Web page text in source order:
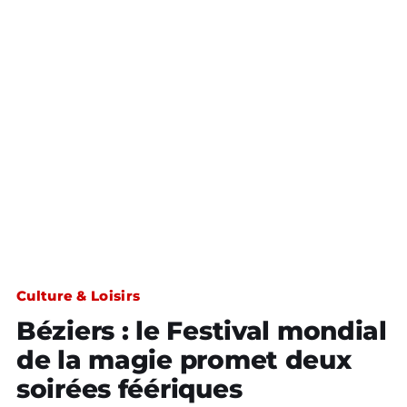
Culture & Loisirs
Béziers : le Festival mondial
de la magie promet deux
soirées féériques